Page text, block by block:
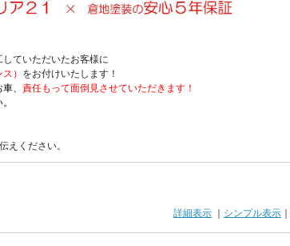
ていただいたお客様に
） をお付けいたします！
、 責任もって面倒見させていただきます！
えください。
詳細表示 シンプル表示